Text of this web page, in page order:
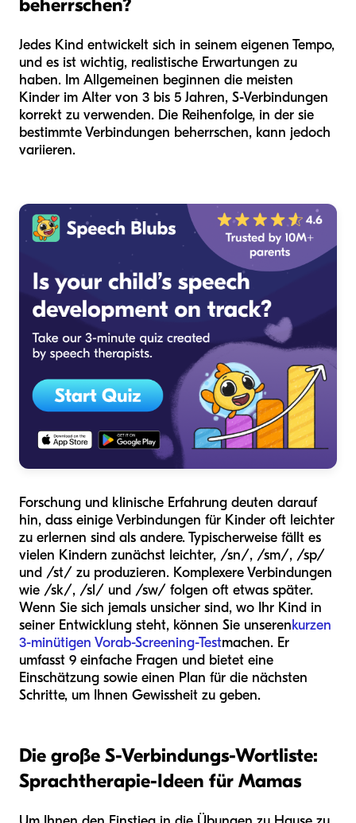
Jedes Kind entwickelt sich in seinem eigenen Tempo,
und es ist wichtig, realistische Erwartungen zu
haben. Im Allgemeinen beginnen die meisten
Kinder im Alter von 3 bis 5 Jahren, S-Verbindungen
korrekt zu verwenden. Die Reihenfolge, in der sie
bestimmte Verbindungen beherrschen, kann jedoch
variieren.
Forschung und klinische Erfahrung deuten darauf
hin, dass einige Verbindungen für Kinder oft leichter
zu erlernen sind als andere. Typischerweise fällt es
vielen Kindern zunächst leichter, /sn/, /sm/, /sp/
und /st/ zu produzieren. Komplexere Verbindungen
wie /sk/, /sl/ und /sw/ folgen oft etwas später.
Wenn Sie sich jemals unsicher sind, wo Ihr Kind in
seiner Entwicklung steht, können Sie unserenkurzen
3-minütigen Vorab-Screening-Testmachen. Er
umfasst 9 einfache Fragen und bietet eine
Einschätzung sowie einen Plan für die nächsten
Schritte, um Ihnen Gewissheit zu geben.
Die große S-Verbindungs-Wortliste:
Sprachtherapie-Ideen für Mamas